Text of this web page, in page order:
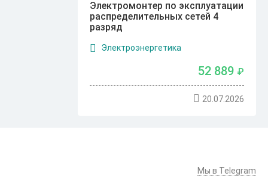
Электромонтер по эксплуатации
распределительных сетей 4
разряд
Электроэнергетика
52 889 ₽
20.07.2026
Мы в Telegram